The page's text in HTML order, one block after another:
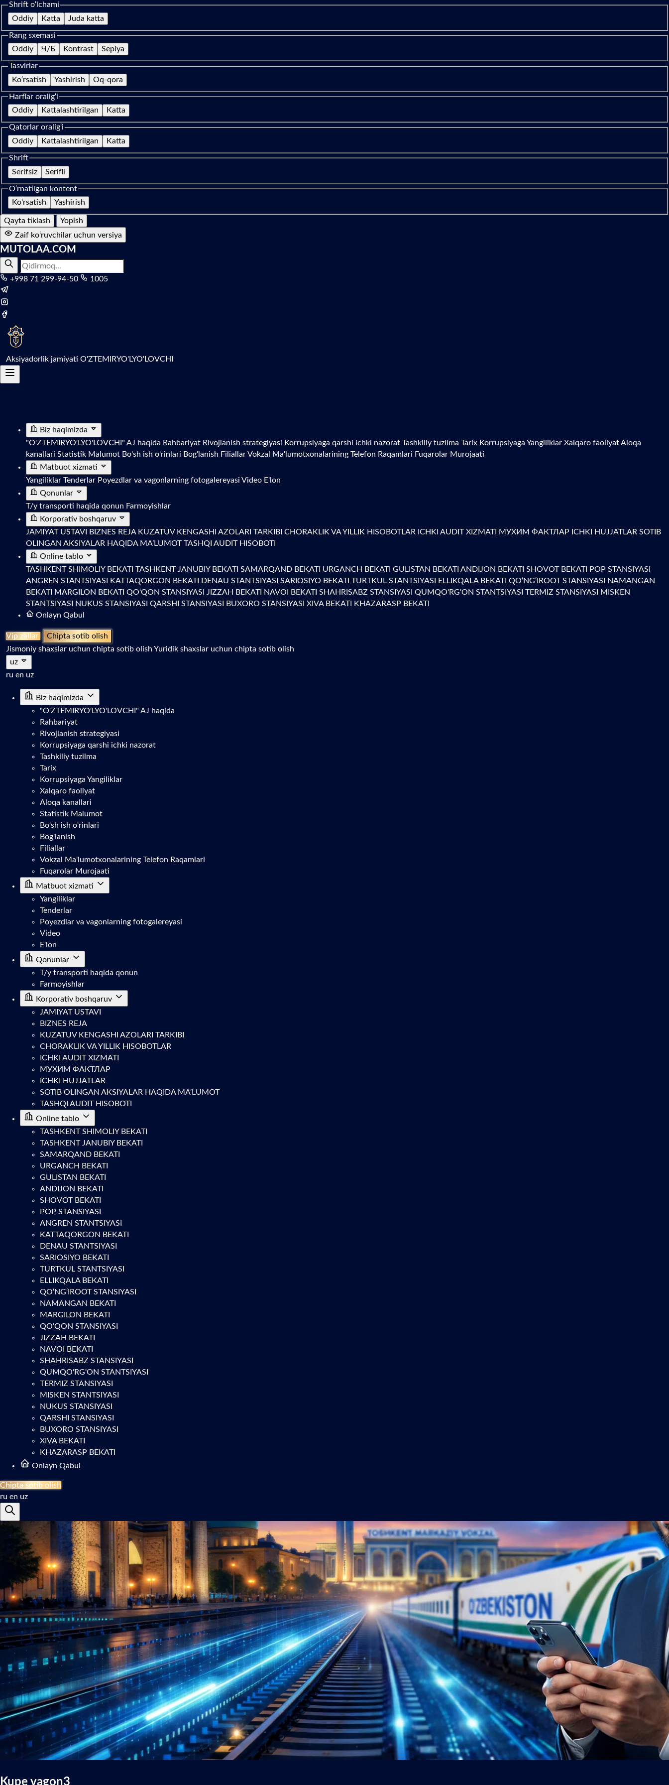
Shrift o‘lchami
Oddiy
Katta Juda katta
Rang sxemasi
Oddiy
Ч/Б Kontrast Sepiya
Tasvirlar
Ko‘rsatish
Yashirish Oq-qora
Harflar oralig‘i
Oddiy
Kattalashtirilgan Katta
Qatorlar oralig‘i
Oddiy
Kattalashtirilgan Katta
Shrift
Serifsiz
Serifli
O‘rnatilgan kontent
Ko‘rsatish
Yashirish
Qayta tiklash
Yopish
Zaif ko‘ruvchilar uchun versiya
MUTOLAA.COM
+998 71 299-94-50 1005
Aksiyadorlik jamiyati O'ZTEMIRYO'LYO'LOVCHI
Biz haqimizda
"O'ZTEMIRYO'LYO'LOVCHI" AJ haqida Rahbariyat Rivojlanish strategiyasi Korrupsiyaga qarshi ichki nazorat Tashkiliy tuzilma Tarix Korrupsiyaga Yangiliklar Xalqaro faoliyatAloqa
kanallari Statistik Malumot Bo'sh ish o'rinlari Bog'lanish FiliallarVokzal Ma'lumotxonalarining Telefon Raqamlari Fuqarolar Murojaati
Matbuot xizmati
Yangiliklar Tenderlar Poyezdlar va vagonlarning fotogalereyasi Video E'lon
Qonunlar
T/y transporti haqida qonun Farmoyishlar
Korporativ boshqaruv
JAMIYAT USTAVI
BIZNES REJA KUZATUV KENGASHI AZOLARI TARKIBI CHORAKLIK VA YILLIK HISOBOTLAR ICHKI AUDIT XIZMATI МУХИМ ФАКТЛАР ICHKI HUJJATLAR SOTIB
OLINGAN AKSIYALAR HAQIDA MA’LUMOTTASHQI AUDIT HISOBOTI
Online tablo
TASHKENT SHIMOLIY BEKATI TASHKENT JANUBIY BEKATI SAMARQAND BEKATI URGANCH BEKATI GULISTAN BEKATI ANDIJON BEKATI SHOVOT BEKATI
POP STANSIYASI
ANGREN STANTSIYASI
KATTAQORGON BEKATI DENAU STANTSIYASI SARIOSIYO BEKATI TURTKUL STANTSIYASI ELLIKQALA BEKATI QO‘NG‘IROOT STANSIYASI
NAMANGAN
BEKATI MARGILON BEKATI QO‘QON STANSIYASI JIZZAH BEKATI NAVOI BEKATI SHAHRISABZ STANSIYASI QUMQO'RG'ON STANTSIYASI TERMIZ STANSIYASI
MISKEN
STANTSIYASI
NUKUS STANSIYASI QARSHI STANSIYASI BUXORO STANSIYASI XIVA BEKATI
KHAZARASP BEKATI
Onlayn Qabul
Vip zallar
Chipta sotib olish
Jismoniy shaxslar uchun chipta sotib olish Yuridik shaxslar uchun chipta sotib olish
uz
ru en uz
Biz haqimizda
"O'ZTEMIRYO'LYO'LOVCHI" AJ haqida
Rahbariyat
Rivojlanish strategiyasi
Korrupsiyaga qarshi ichki nazorat
Tashkiliy tuzilma
Tarix
Korrupsiyaga Yangiliklar
Xalqaro faoliyat
Aloqa kanallari
Statistik Malumot
Bo'sh ish o'rinlari
Bog'lanish
Filiallar
Vokzal Ma'lumotxonalarining Telefon Raqamlari
Fuqarolar Murojaati
Matbuot xizmati
Yangiliklar
Tenderlar
Poyezdlar va vagonlarning fotogalereyasi
Video
E'lon
Qonunlar
T/y transporti haqida qonun
Farmoyishlar
Korporativ boshqaruv
JAMIYAT USTAVI
BIZNES REJA
KUZATUV KENGASHI AZOLARI TARKIBI
CHORAKLIK VA YILLIK HISOBOTLAR
ICHKI AUDIT XIZMATI
МУХИМ ФАКТЛАР
ICHKI HUJJATLAR
SOTIB OLINGAN AKSIYALAR HAQIDA MA’LUMOT
TASHQI AUDIT HISOBOTI
Online tablo
TASHKENT SHIMOLIY BEKATI
TASHKENT JANUBIY BEKATI
SAMARQAND BEKATI
URGANCH BEKATI
GULISTAN BEKATI
ANDIJON BEKATI
SHOVOT BEKATI
POP STANSIYASI
ANGREN STANTSIYASI
KATTAQORGON BEKATI
DENAU STANTSIYASI
SARIOSIYO BEKATI
TURTKUL STANTSIYASI
ELLIKQALA BEKATI
QO‘NG‘IROOT STANSIYASI
NAMANGAN BEKATI
MARGILON BEKATI
QO‘QON STANSIYASI
JIZZAH BEKATI
NAVOI BEKATI
SHAHRISABZ STANSIYASI
QUMQO'RG'ON STANTSIYASI
TERMIZ STANSIYASI
MISKEN STANTSIYASI
NUKUS STANSIYASI
QARSHI STANSIYASI
BUXORO STANSIYASI
XIVA BEKATI
KHAZARASP BEKATI
Onlayn Qabul
Chipta sotib olish
ru en uz
Kupe vagon3